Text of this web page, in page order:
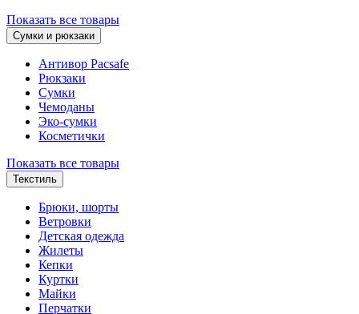
Показать все товары
Сумки и рюкзаки
Антивор Pacsafe
Рюкзаки
Сумки
Чемоданы
Эко-сумки
Косметички
Показать все товары
Текстиль
Брюки, шорты
Ветровки
Детская одежда
Жилеты
Кепки
Куртки
Майки
Перчатки